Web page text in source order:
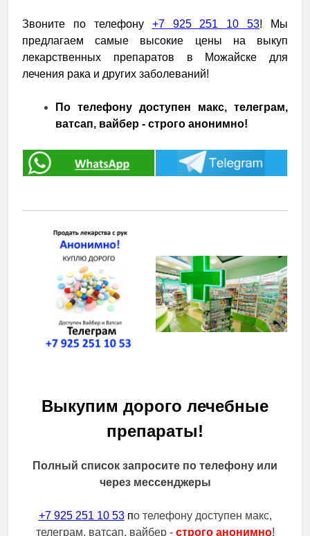
Звоните по телефону +7 925 251 10 53! Мы
предлагаем самые высокие цены на выкуп
лекарственных препаратов в Можайске для
лечения рака и других заболеваний!
По телефону доступен макс, телеграм,
ватсап, вайбер - строго анонимно!
Выкупим дорого лечебные
препараты!
Полный список запросите по телефону или
через мессенджеры
+7 925 251 10 53по телефону доступен макс,
телеграм, ватсап, вайбер - строго анонимно!